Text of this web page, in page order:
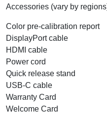
Accessories (vary by
Color pre-calibration report
DisplayPort cable
HDMI cable
Power cord
Quick release stand
USB-C cable
Warranty Card
Welcome Card